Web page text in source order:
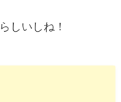
しいしね！